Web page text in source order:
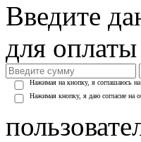
Введите
для оплаты
Нажимая на кнопку, я соглашаюсь на
Нажимая кнопку, я даю согласие на